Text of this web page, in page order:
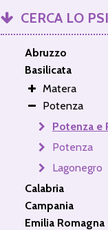
CERCA LO
Abruzzo
Basilicata
Matera
Potenza
Potenza e
Potenza
Lagonegro
Calabria
Campania
Emilia Romagna